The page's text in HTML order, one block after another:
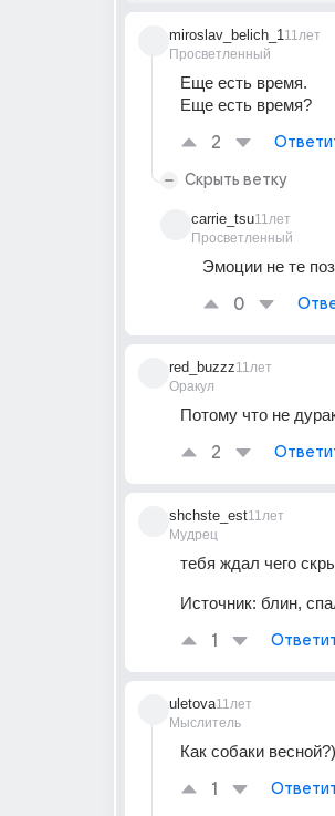
miroslav_belich_1
Просветленный
11лет
Еще есть время.
Еще есть время?
2
Скрыть ветку
carrie_tsu
Просветленный
11лет
Эмоции не те
0
red_buzzz
Оракул
11лет
Потому что не
2
shchste_est
Мудрец
11лет
тебя ждал чего
Источник: блин,
1
uletova
Мыслитель
11лет
Как собаки весной?)
1